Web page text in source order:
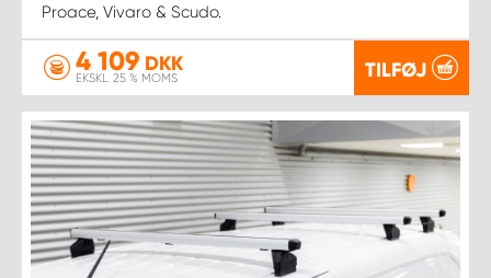
Proace, Vivaro & Scudo.
4 109 DKK
EKSKL. 25 % MOMS TILFØJ